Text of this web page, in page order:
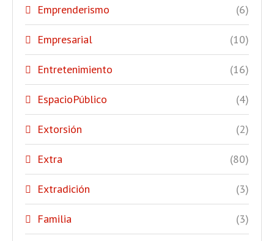
Emprenderismo (6)
Empresarial (10)
Entretenimiento (16)
EspacioPúblico (4)
Extorsión (2)
Extra (80)
Extradición (3)
Familia (3)